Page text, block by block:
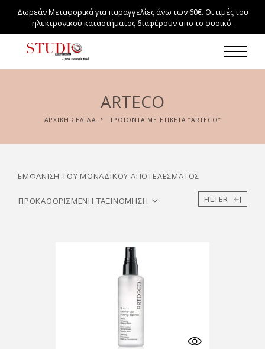
Δωρεάν Μεταφορικά για παραγγελίες άνω των 60€. Οι τιμές του
ηλεκτρονικού καταστήματος διαφέρουν απο το φυσικό.
ARTECO
ΑΡΧΙΚΉ ΣΕΛΊΔΑ ΠΡΟΪΌΝΤΑ ΜΕ ΕΤΙΚΈΤΑ “ARTECO”
ΕΜΦΆΝΙΣΗ ΤΟΥ ΜΟΝΑΔΙΚΟΎ ΑΠΟΤΕΛΈΣΜΑΤΟΣ
FILTER